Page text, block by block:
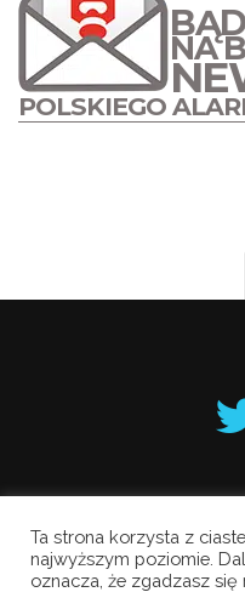
NA
POLSKIEGO
Krakowski
Ta strona korzysta z
najwyższym poziomie.
oznacza, że zgadzasz się